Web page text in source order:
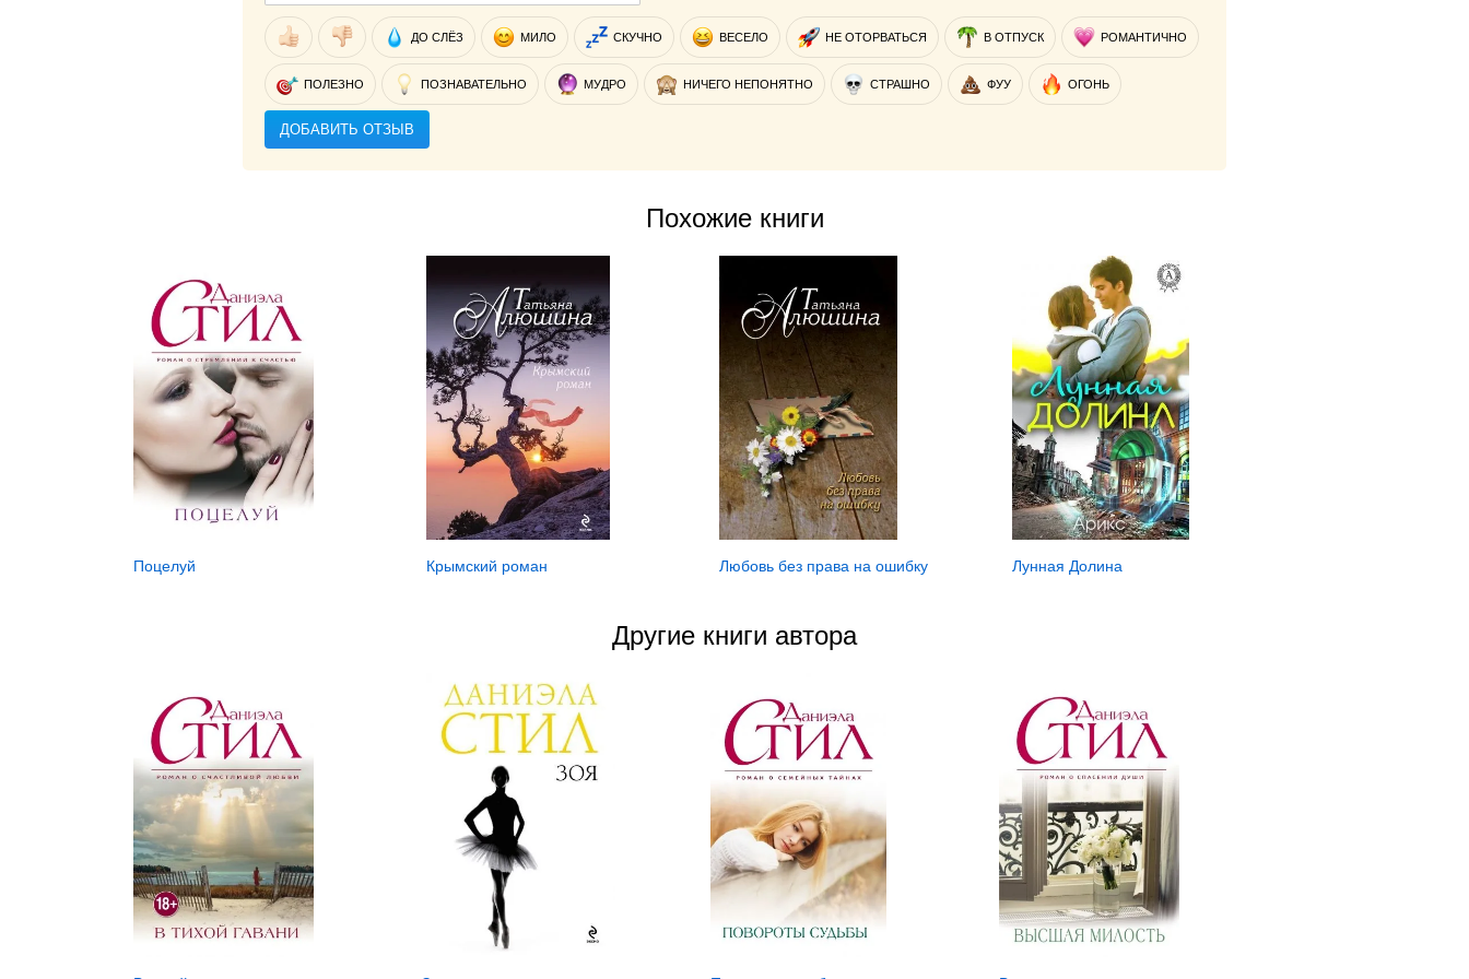
ДО СЛЁЗ МИЛО СКУЧНО ВЕСЕЛО НЕ ОТОРВАТЬСЯ В ОТПУСК РОМАНТИЧНО
ПОЛЕЗНО ПОЗНАВАТЕЛЬНО МУДРО НИЧЕГО НЕПОНЯТНО СТРАШНО ФУУ ОГОНЬ
ДОБАВИТЬ ОТЗЫВ
Похожие книги
Поцелуй Крымский роман Любовь без права на ошибку Лунная Долина
Другие книги автора